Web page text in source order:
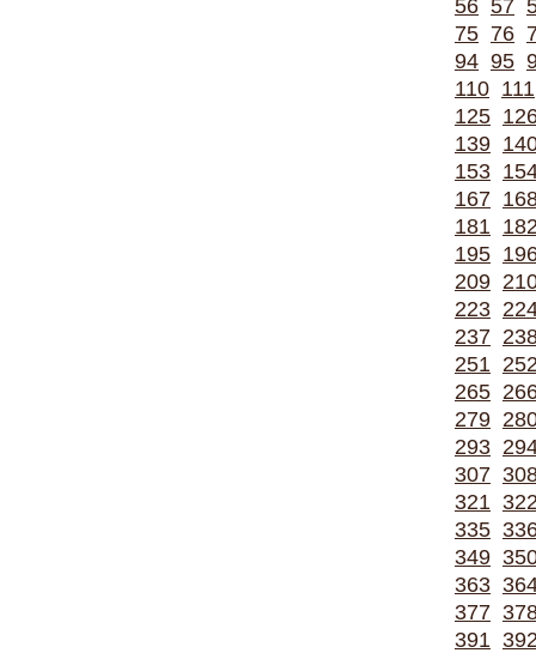
56 57
75 76
94 95
110 111
125
139
153
167
181
195
209
223
237
251
265
279
293
307
321
335
349
363
377
391